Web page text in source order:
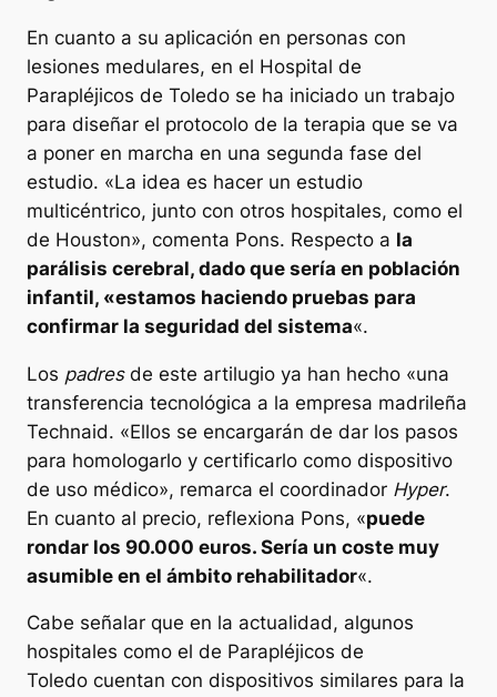
En cuanto a su aplicación en personas con
lesiones medulares, en el Hospital de
Parapléjicos de Toledo se ha iniciado un trabajo
para diseñar el protocolo de la terapia que se va
a poner en marcha en una segunda fase del
estudio. «La idea es hacer un estudio
multicéntrico, junto con otros hospitales, como el
de Houston», comenta Pons. Respecto a la
parálisis cerebral, dado que sería en población
infantil, «estamos haciendo pruebas para
confirmar la seguridad del sistema«.
Los padresde este artilugio ya han hecho «una
transferencia tecnológica a la empresa madrileña
Technaid. «Ellos se encargarán de dar los pasos
para homologarlo y certificarlo como dispositivo
de uso médico», remarca el coordinador Hyper.
En cuanto al precio, reflexiona Pons, «puede
rondar los 90.000 euros. Sería un coste muy
asumible en el ámbito rehabilitador«.
Cabe señalar que en la actualidad, algunos
hospitales como el de Parapléjicos de
Toledo cuentan con dispositivos similares para la